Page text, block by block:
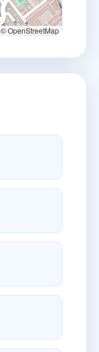
© OpenStreetMap